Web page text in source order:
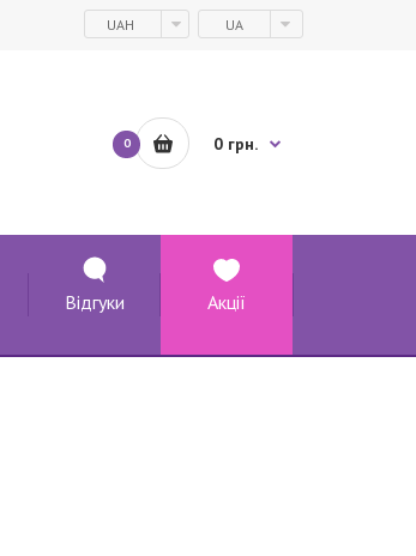
UAH UA
0 0 грн.
Відгуки Акції